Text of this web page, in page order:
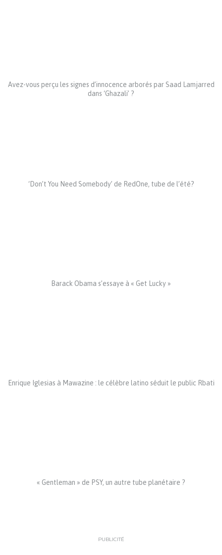
Avez-vous perçu les signes d’innocence arborés par Saad Lamjarred
dans ‘Ghazali’ ?
‘Don’t You Need Somebody’ de RedOne, tube de l’été?
Barack Obama s’essaye à « Get Lucky »
Enrique Iglesias à Mawazine : le célèbre latino séduit le public Rbati
« Gentleman » de PSY, un autre tube planétaire ?
PUBLICITÉ